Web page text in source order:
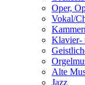
Oper,
Vokal/
Klavier-
Alte
Jazz